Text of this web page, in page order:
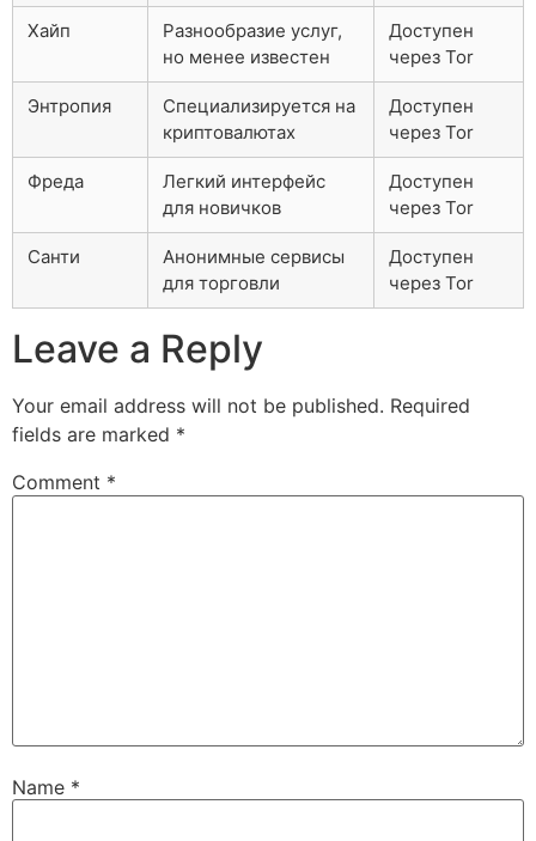
Хайп
Разнообразие услуг,
но менее известен
Доступен
через Tor
Энтропия
Специализируется на
криптовалютах
Доступен
через Tor
Фреда
Легкий интерфейс
для новичков
Доступен
через Tor
Санти
Анонимные сервисы
для торговли
Доступен
через Tor
Leave a Reply
Your email address will not be published. Required
fields are marked *
Comment *
Name *